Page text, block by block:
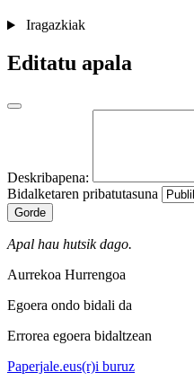
Iragazkiak
Editatu apala
Deskribapena:
Bidalketaren pribatutasuna
Gorde
Apal hau hutsik dago.
Aurrekoa Hurrengoa
Egoera ondo bidali da
Errorea egoera bidaltzean
Paperjale.eus(r)i buruz